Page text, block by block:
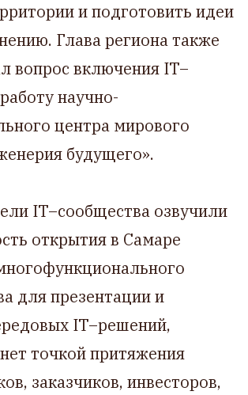
и подготовить идеи
Глава региона также
вопрос включения IT–
научно-
центра мирового
будущего».
IT–сообщества озвучили
открытия в Самаре
для презентации и
IT–решений,
точкой притяжения
заказчиков, инвесторов,